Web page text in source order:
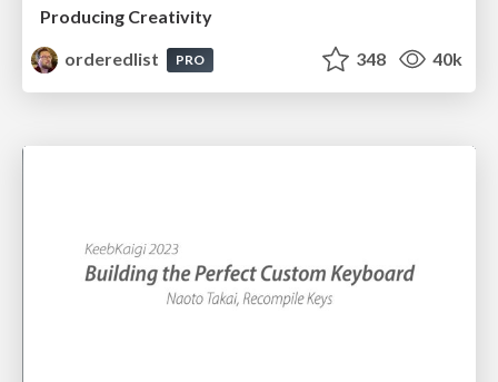
Producing Creativity
orderedlist
PRO 348 40k